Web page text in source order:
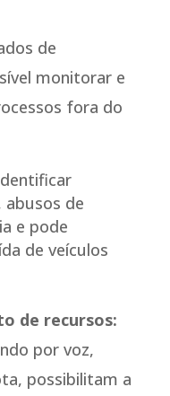
de
monitorar e
fora do
de
e pode
de veículos
de recursos:
por voz,
possibilitam a